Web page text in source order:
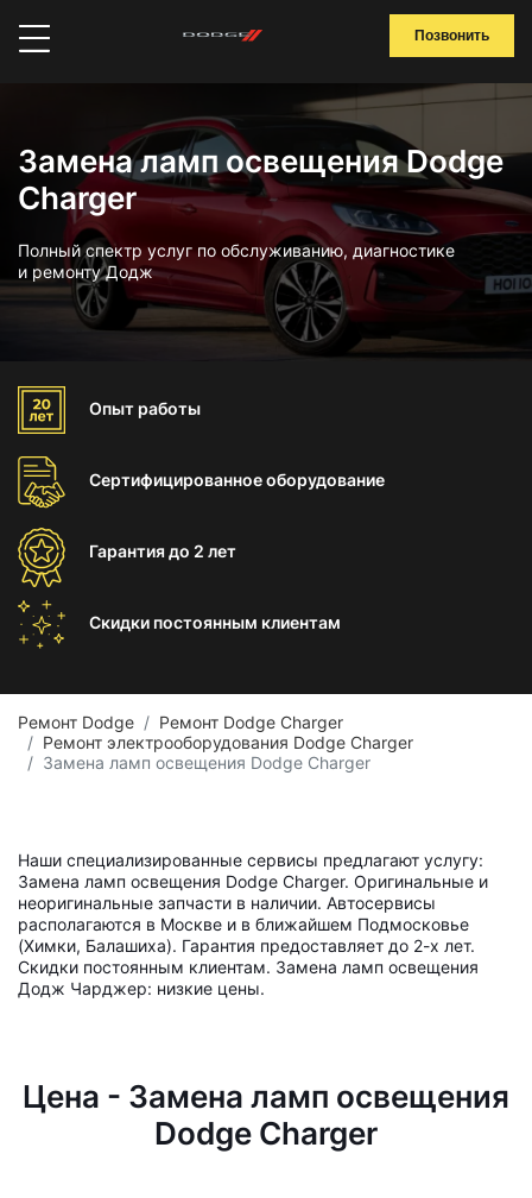
Позвонить
Замена ламп освещения Dodge
Charger
Полный спектр услуг по обслуживанию, диагностике
и ремонту Додж
Опыт работы
Сертифицированноеоборудование
Гарантиядо 2 лет
Скидки постоянным клиентам
Ремонт Dodge
Ремонт Dodge Charger
Ремонт электрооборудования Dodge Charger
Замена ламп освещения Dodge Charger
Наши специализированные сервисы предлагают услугу:
Замена ламп освещения Dodge Charger. Оригинальные и
неоригинальные запчасти в наличии. Автосервисы
располагаются в Москве и в ближайшем Подмосковье
(Химки, Балашиха). Гарантия предоставляет до 2-х лет.
Скидки постоянным клиентам. Замена ламп освещения
Додж Чарджер: низкие цены.
Цена - Замена ламп освещения
Dodge Charger